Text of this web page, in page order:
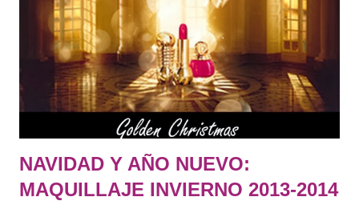
Manicure Bijou : Una laca de uñas de color oro y unas micro
perlas cristalinas que se espolvorean delicadamente sobre la
primera capa. El resultado una manicura en tres dimensiones
espectacular. Diorific Vernis: se declina en cuatro nuevos
matizes, del ciruel...
NAVIDAD Y AÑO NUEVO:
MAQUILLAJE INVIERNO 2013-2014